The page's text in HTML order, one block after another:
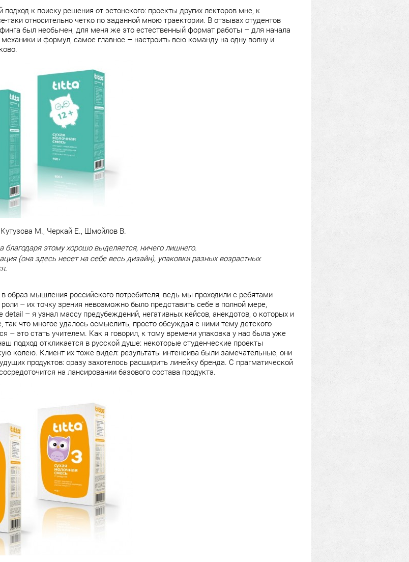
к поиску решения от эстонского: проекты других лекторов мне, к
относительно четко по заданной мною траектории. В отзывах студентов
был необычен, для меня же это естественный формат работы – для начала
и формул, самое главное – настроить всю команду на одну волну и
М., Черкай Е., Шмойлов В.
благодаря этому хорошо выделяется, ничего лишнего.
(она здесь несет на себе весь дизайн), упаковки разных возрастных
образ мышления российского потребителя, ведь мы проходили с ребятами
– их точку зрения невозможно было представить себе в полной мере,
– я узнал массу предубеждений, негативных кейсов, анекдотов, о которых и
так что многое удалось осмыслить, просто обсуждая с ними тему детского
– это стать учителем. Как я говорил, к тому времени упаковка у нас была уже
подход откликается в русской душе: некоторые студенческие проекты
колею. Клиент их тоже видел: результаты интенсива были замечательные, они
продуктов: сразу захотелось расширить линейку бренда. С прагматической
на лансировании базового состава продукта.